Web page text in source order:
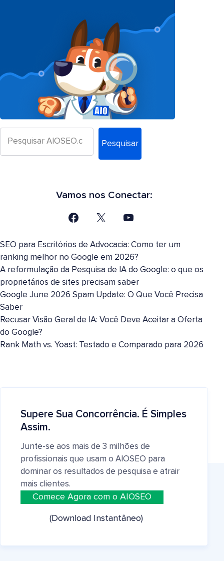
Pesquisar
Vamos nos Conectar:
SEO para Escritórios de Advocacia: Como ter um
ranking melhor no Google em 2026?
A reformulação da Pesquisa de IA do Google: o que os
proprietários de sites precisam saber
Google June 2026 Spam Update: O Que Você Precisa
Saber
Recusar Visão Geral de IA: Você Deve Aceitar a Oferta
do Google?
Rank Math vs. Yoast: Testado e Comparado para 2026
Supere Sua Concorrência. É Simples
Assim.
Junte-se aos mais de 3 milhões de
profissionais que usam o AIOSEO para
dominar os resultados de pesquisa e atrair
mais clientes.
Comece Agora com o AIOSEO
(Download Instantâneo)